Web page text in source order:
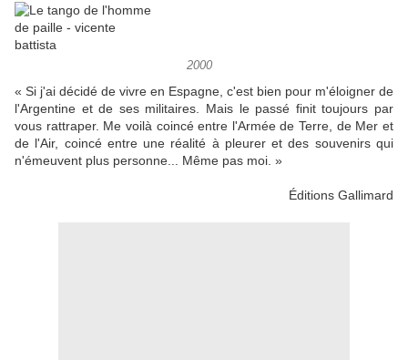
2000
« Si j'ai décidé de vivre en Espagne, c'est bien pour m'éloigner de
l'Argentine et de ses militaires. Mais le passé finit toujours par
vous rattraper. Me voilà coincé entre l'Armée de Terre, de Mer et
de l'Air, coincé entre une réalité à pleurer et des souvenirs qui
n'émeuvent plus personne... Même pas moi. »
Éditions Gallimard